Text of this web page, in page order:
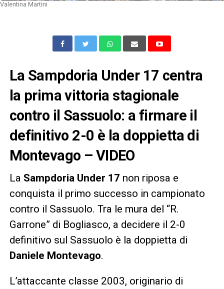
Valentina Martini
La Sampdoria Under 17 centra
la prima vittoria stagionale
contro il Sassuolo: a firmare il
definitivo 2-0 è la doppietta di
Montevago – VIDEO
La Sampdoria Under 17 non riposa e
conquista il primo successo in campionato
contro il Sassuolo. Tra le mura del “R.
Garrone” di Bogliasco, a decidere il 2-0
definitivo sul Sassuolo è la doppietta di
Daniele Montevago.
L’attaccante classe 2003, originario di